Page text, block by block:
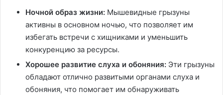
Ночной образ жизни: Мышевидные грызуны
активны в основном ночью, что позволяет им
избегать встречи с хищниками и уменьшить
конкуренцию за ресурсы.
Хорошее развитие слуха и обоняния: Эти грызуны
обладают отлично развитыми органами слуха и
обоняния, что помогает им обнаруживать